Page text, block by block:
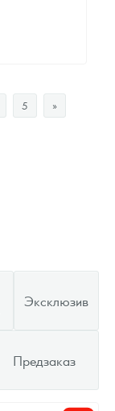
5
»
Эксклюзив
Предзаказ